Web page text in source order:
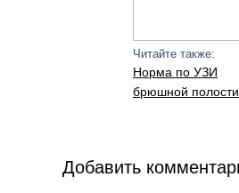
Читайте также:
Норма по УЗИ
брюшной полости
Добавить